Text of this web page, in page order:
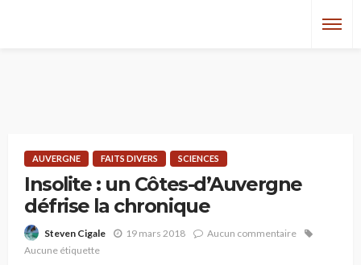
AUVERGNE FAITS DIVERS SCIENCES
Insolite : un Côtes-d’Auvergne
défrise la chronique
Steven Cigale 19 mars 2018
Aucun commentaire
Aucune étiquette